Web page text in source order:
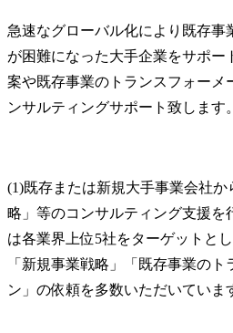
急速なグローバル化により既存事
が困難になった大手企業をサポー
案や既存事業のトランスフォーメ
ンサルティングサポート致します。
(1)既存または新規大手事業会社
略」等のコンサルティング支援を
は各業界上位5社をターゲットと
「新規事業戦略」「既存事業のト
ン」の依頼を多数いただいていま